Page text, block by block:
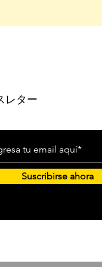
レター
Suscribirse ahora